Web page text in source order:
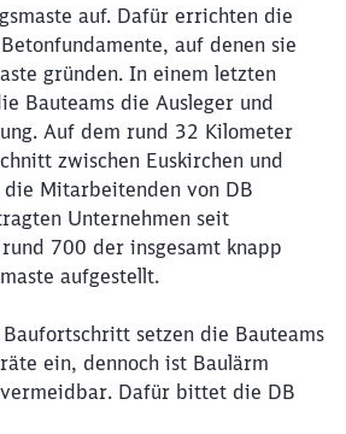
auf. Dafür errichten die
auf denen sie
gründen. In einem letzten
Bauteams die Ausleger und
Auf dem rund 32 Kilometer
zwischen Euskirchen und
Mitarbeitenden von DB
Unternehmen seit
700 der insgesamt knapp
aufgestellt.
Baufortschritt setzen die Bauteams
ein, dennoch ist Baulärm
Dafür bittet die DB